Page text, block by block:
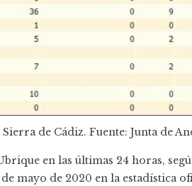
de Cádiz. Fuente: Junta de
en las últimas 24 horas,
mayo de 2020 en laestadística